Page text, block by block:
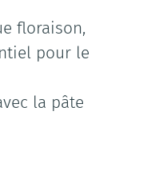
floraison,
pour le
la pâte